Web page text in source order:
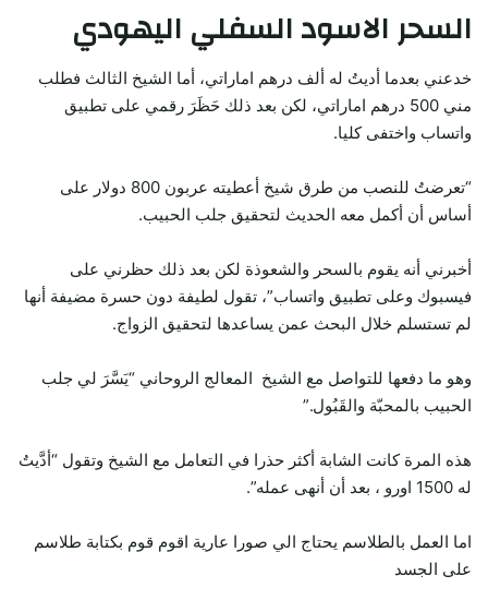
السحر الاسود السفلي اليهودي
خدعني بعدما أديتُ له ألف درهم اماراتي، أما الشيخ الثالث فطلب
مني 500 درهم اماراتي، لكن بعد ذلك حَظَرَ رقمي على تطبيق
واتساب واختفى كليا.
“تعرضتُ للنصب من طرق شيخ أعطيته عربون 800 دولار على
أساس أن أكمل معه الحديث لتحقيق جلب الحبيب.
أخبرني أنه يقوم بالسحر والشعوذة لكن بعد ذلك حظرني على
فيسبوك وعلى تطبيق واتساب”، تقول لطيفة دون حسرة مضيفة أنها
لم تستسلم خلال البحث عمن يساعدها لتحقيق الزواج.
وهو ما دفعها للتواصل مع الشيخ المعالج الروحاني “يَسَّرَ لي جلب
الحبيب بالمحبّة والقَبُول.”
هذه المرة كانت الشابة أكثر حذرا في التعامل مع الشيخ وتقول “أدَّيتُ
له 1500 اورو ، بعد أن أنهى عمله”.
اما العمل بالطلاسم يحتاج الي صورا عارية اقوم قوم بكتابة طلاسم
على الجسد